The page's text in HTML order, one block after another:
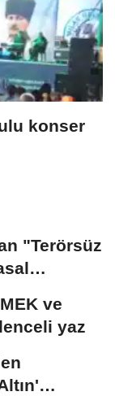
konser
"Terörsüz
ve
yaz